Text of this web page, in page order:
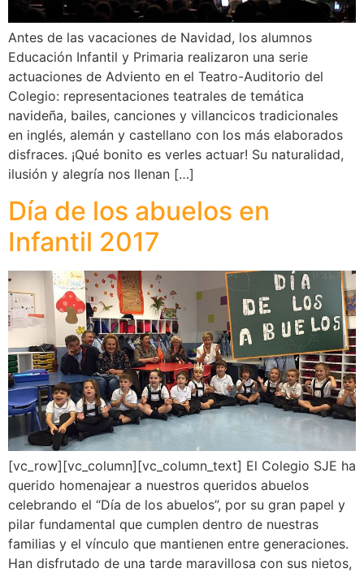
Antes de las vacaciones de Navidad, los alumnos
Educación Infantil y Primaria realizaron una serie
actuaciones de Adviento en el Teatro-Auditorio del
Colegio: representaciones teatrales de temática
navideña, bailes, canciones y villancicos tradicionales
en inglés, alemán y castellano con los más elaborados
disfraces. ¡Qué bonito es verles actuar! Su naturalidad,
ilusión y alegría nos llenan […]
Día de los abuelos en
Infantil 2017
[vc_row][vc_column][vc_column_text] El Colegio SJE ha
querido homenajear a nuestros queridos abuelos
celebrando el “Día de los abuelos”, por su gran papel y
pilar fundamental que cumplen dentro de nuestras
familias y el vínculo que mantienen entre generaciones.
Han disfrutado de una tarde maravillosa con sus nietos,